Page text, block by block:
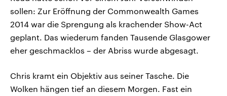
sollen: Zur Eröffnung der Commonwealth Games
2014 war die Sprengung als krachender Show-Act
geplant. Das wiederum fanden Tausende Glasgower
eher geschmacklos – der Abriss wurde abgesagt.
Chris kramt ein Objektiv aus seiner Tasche. Die
Wolken hängen tief an diesem Morgen. Fast ein